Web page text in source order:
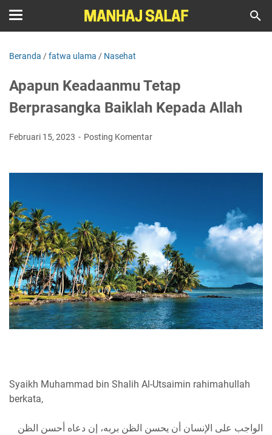
Beranda /fatwa ulama / Nasehat
Apapun Keadaanmu Tetap
Berprasangka Baiklah Kepada Allah
Februari 15, 2023 Posting Komentar
Syaikh Muhammad bin Shalih Al-Utsaimin rahimahullah
berkata,
‏الواجب على الإنسان أن يحسن الظن بربه، إن دعاه أحسن الظن